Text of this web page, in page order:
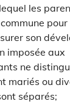
les
pour
son
imposée aux
ne
mariés ou
séparés;